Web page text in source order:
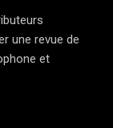
une revue de
et